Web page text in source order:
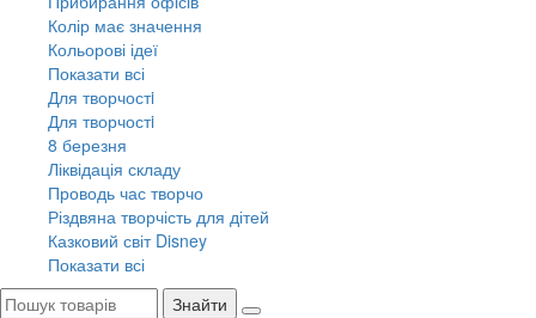
Колір має значення
Кольорові ідеї
Показати всі
Для творчостi
Для творчостi
8 березня
Ліквідація складу
Проводь час творчо
Різдвяна творчість для дітей
Казковий світ Disney
Показати всі
Знайти